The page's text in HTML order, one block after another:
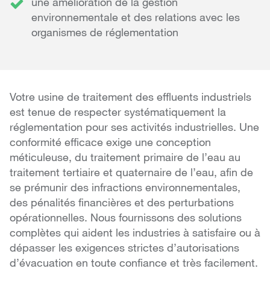
environnementale et des relations avec les
organismes de réglementation
Votre usine de traitement des effluents industriels
est tenue de respecter systématiquement la
réglementation pour ses activités industrielles. Une
conformité efficace exige une conception
méticuleuse, du traitement primaire de l’eau au
traitement tertiaire et quaternaire de l’eau, afin de
se prémunir des infractions environnementales,
des pénalités financières et des perturbations
opérationnelles. Nous fournissons des solutions
complètes qui aident les industries à satisfaire ou à
dépasser les exigences strictes d’autorisations
d’évacuation en toute confiance et très facilement.